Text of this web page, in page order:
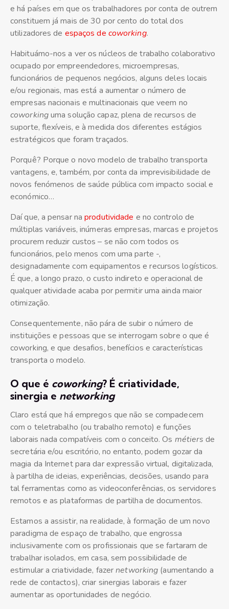
e há países em que os trabalhadores por conta de outrem
constituem já mais de 30 por cento do total dos
utilizadores de espaços de coworking.
Habituámo-nos a ver os núcleos de trabalho colaborativo
ocupado por empreendedores, microempresas,
funcionários de pequenos negócios, alguns deles locais
e/ou regionais, mas está a aumentar o número de
empresas nacionais e multinacionais que veem no
coworkinguma solução capaz, plena de recursos de
suporte, flexíveis, e à medida dos diferentes estágios
estratégicos que foram traçados.
Porquê? Porque o novo modelo de trabalho transporta
vantagens, e, também, por conta da imprevisibilidade de
novos fenómenos de saúde pública com impacto social e
económico…
Daí que, a pensar naprodutividade e no controlo de
múltiplas variáveis, inúmeras empresas, marcas e projetos
procurem reduzir custos – se não com todos os
funcionários, pelo menos com uma parte -,
designadamente com equipamentos e recursos logísticos.
É que, a longo prazo, o custo indireto e operacional de
qualquer atividade acaba por permitir uma ainda maior
otimização.
Consequentemente, não pára de subir o número de
instituições e pessoas que se interrogam sobre o que é
coworking, e que desafios, benefícios e características
transporta o modelo.
O que é coworking? É criatividade,
sinergia e networking
Claro está que há empregos que não se compadecem
com o teletrabalho (ou trabalho remoto) e funções
laborais nada compatíveis com o conceito. Os métiers de
secretária e/ou escritório, no entanto, podem gozar da
magia da Internet para dar expressão virtual, digitalizada,
à partilha de ideias, experiências, decisões, usando para
tal ferramentas como as videoconferências, os servidores
remotos e as plataformas de partilha de documentos.
Estamos a assistir, na realidade, à formação de um novo
paradigma de espaço de trabalho, que engrossa
inclusivamente com os profissionais que se fartaram de
trabalhar isolados, em casa, sem possibilidade de
estimular a criatividade, fazernetworking (aumentando a
rede de contactos), criar sinergias laborais e fazer
aumentar as oportunidades de negócio.